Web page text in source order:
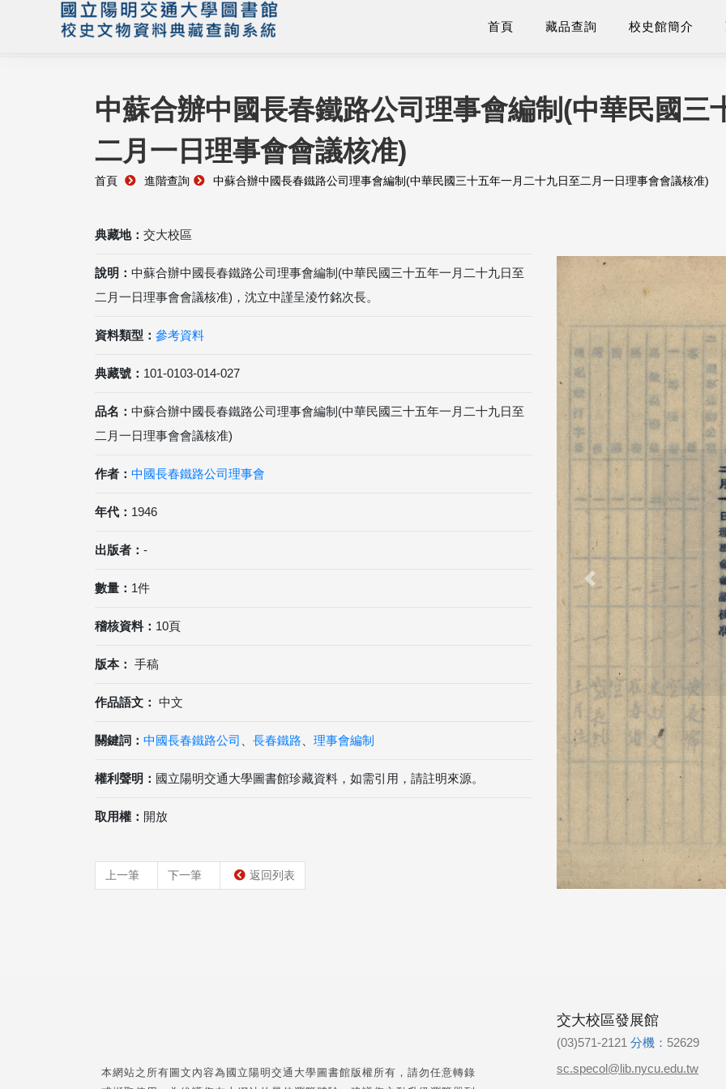
首頁 藏品查詢 校史館簡介
中蘇合辦中國長春鐵路公司理事會編制(中華民國三
二月一日理事會會議核准)
首頁 進階查詢 中蘇合辦中國長春鐵路公司理事會編制(中華民國三十五年一月二十九日至二月一日理事會會議核准)
典藏地： 交大校區
說明： 中蘇合辦中國長春鐵路公司理事會編制(中華民國三十五年一月二十九日至
二月一日理事會會議核准)，沈立中謹呈淩竹銘次長。
資料類型： 參考資料
典藏號： 101-0103-014-027
品名： 中蘇合辦中國長春鐵路公司理事會編制(中華民國三十五年一月二十九日至
二月一日理事會會議核准)
作者： 中國長春鐵路公司理事會
年代： 1946
出版者： -
數量： 1件
稽核資料： 10頁
版本： 手稿
作品語文： 中文
關鍵詞： 中國長春鐵路公司 長春鐵路 理事會編制
權利聲明： 國立陽明交通大學圖書館珍藏資料，如需引用，請註明來源。
取用權： 開放
上一筆 下一筆 返回列表
Previous
本網站之所有圖文內容為國立陽明交通大學圖書館版權所有，請勿任意轉錄
交大校區發展館
(03)571-2121 分機： 52629
sc.specol@lib.nycu.edu.tw